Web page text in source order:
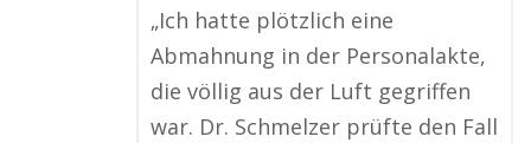
„Ich hatte plötzlich eine
Abmahnung in der Personalakte,
die völlig aus der Luft gegriffen
war. Dr. Schmelzer prüfte den Fall